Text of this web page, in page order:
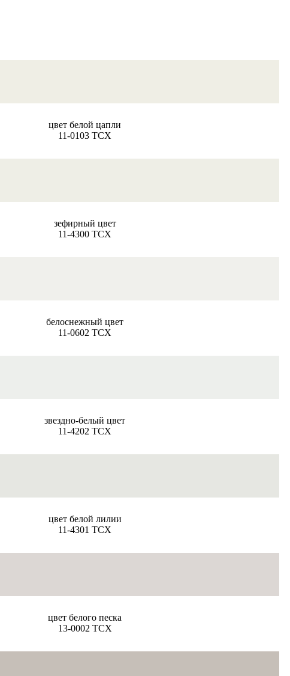
цвет белой цапли
11-0103 TCX
зефирный цвет
11-4300 TCX
белоснежный цвет
11-0602 TCX
звездно-белый цвет
11-4202 TCX
цвет белой лилии
11-4301 TCX
цвет белого песка
13-0002 TCX